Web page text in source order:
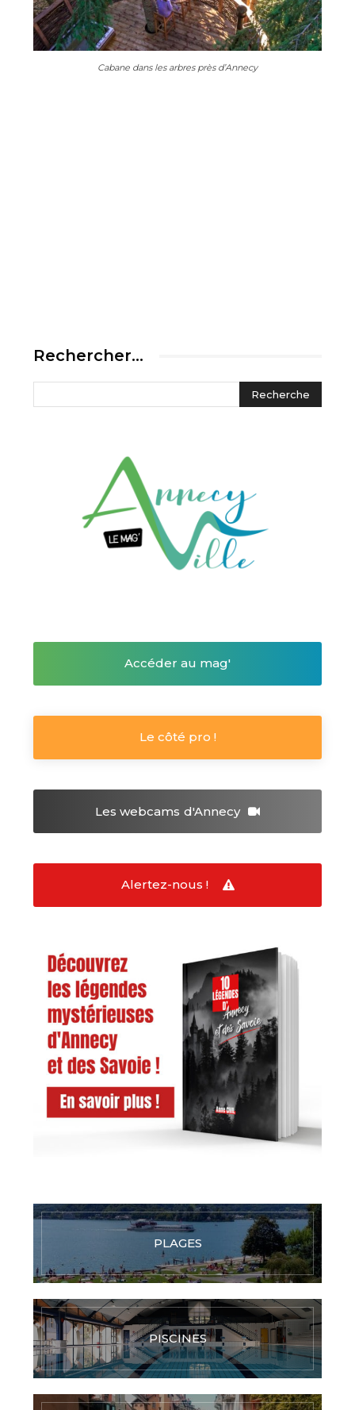
Cabane dans les arbres près d’Annecy
Rechercher…
Accéder au mag'
Le côté pro !
Les webcams d'Annecy
Alertez-nous !
PLAGES
PISCINES